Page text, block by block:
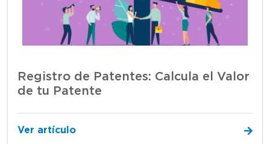
Registro de Patentes: Calcula el Valor
de tu Patente
Ver artículo